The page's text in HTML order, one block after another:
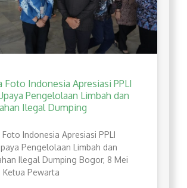
Foto Indonesia Apresiasi PPLI
Pengelolaan Limbah dan
Ilegal Dumping
Indonesia Apresiasi PPLI
Pengelolaan Limbah dan
Ilegal Dumping Bogor, 8 Mei
Pewarta